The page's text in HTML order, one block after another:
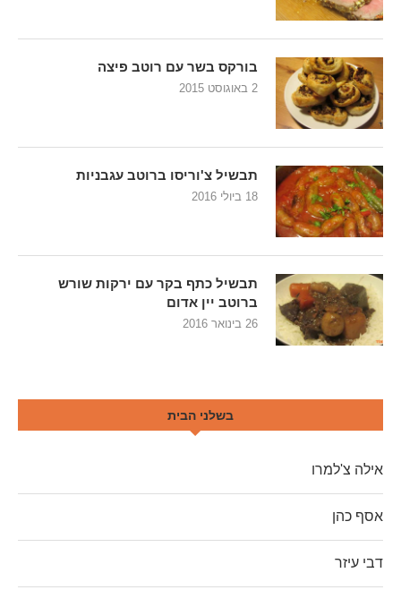
בורקס בשר עם רוטב פיצה
2 באוגוסט 2015
תבשיל צ'וריסו ברוטב עגבניות
18 ביולי 2016
תבשיל כתף בקר עם ירקות שורש
ברוטב יין אדום
26 בינואר 2016
בשלני הבית
אילה צ'למרו
אסף כהן
דבי עיזר